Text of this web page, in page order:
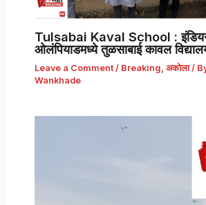
Tulsabai Kaval School :
ओलंपियाडमध्ये तुळसाबाई कावल
Leave a Comment / Breaking, अकोला/
Wankhade